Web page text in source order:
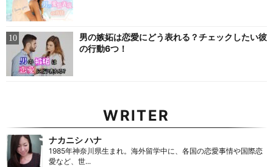
男の嫉妬は恋愛にどう表れる？チェックしたい彼
の行動6つ！
WRITER
ナカニシ ハナ
1985年神奈川県生まれ。海外留学中に、各国の恋愛事情や国際恋
愛など、世...